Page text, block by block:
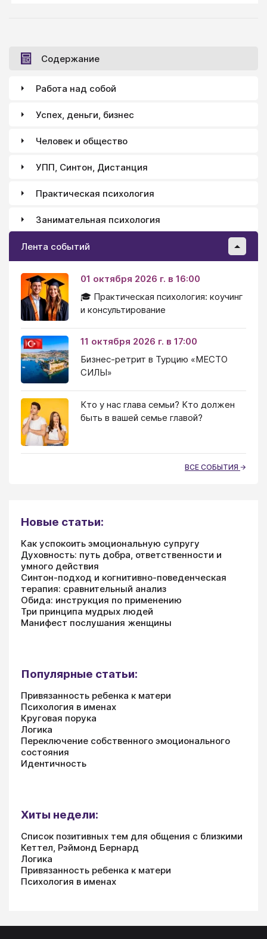
Содержание
Работа над собой
Успех, деньги, бизнес
Человек и общество
УПП, Синтон, Дистанция
Практическая психология
Занимательная психология
Лента событий
01 октября 2026 г. в 16:00
🎓 Практическая психология: коучинг
и консультирование
11 октября 2026 г. в 17:00
Бизнес-ретрит в Турцию «МЕСТО
СИЛЫ»
Кто у нас глава семьи? Кто должен
быть в вашей семье главой?
ВСЕ СОБЫТИЯ
Новые статьи:
Как успокоить эмоциональную супругу
Духовность: путь добра, ответственности и
умного действия
Синтон-подход и когнитивно-поведенческая
терапия: сравнительный анализ
Обида: инструкция по применению
Три принципа мудрых людей
Манифест послушания женщины
Популярные статьи:
Привязанность ребенка к матери
Психология в именах
Круговая порука
Логика
Переключение собственного эмоционального
состояния
Идентичность
Хиты недели:
Список позитивных тем для общения с близкими
Кеттел, Рэймонд Бернард
Логика
Привязанность ребенка к матери
Психология в именах